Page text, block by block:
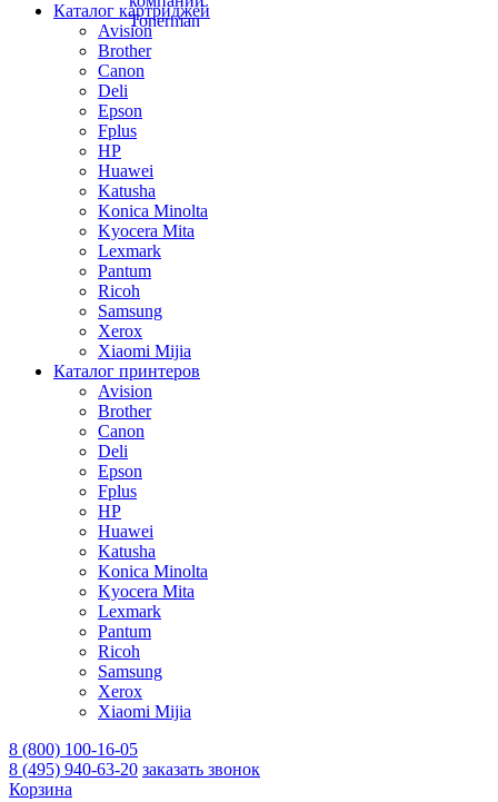
Каталог картриджей
Avision
Brother
Canon
Deli
Epson
Fplus
HP
Huawei
Katusha
Konica Minolta
Kyocera Mita
Lexmark
Pantum
Ricoh
Samsung
Xerox
Xiaomi Mijia
Каталог принтеров
Avision
Brother
Canon
Deli
Epson
Fplus
HP
Huawei
Katusha
Konica Minolta
Kyocera Mita
Lexmark
Pantum
Ricoh
Samsung
Xerox
Xiaomi Mijia
8 (800) 100-16-05
8 (495) 940-63-20 заказать звонок
Корзина